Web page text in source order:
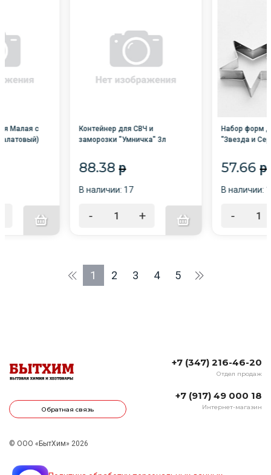
Малая с
Контейнер для СВЧ и
заморозки "Умничка" 3л
88.38 p
В наличии: 17
- +
Набор форм
"Звезда и
57.66 p
В наличии:
-
1 2 3 4 5
Обратная связь
+7 (347) 216-46-20
Отдел продаж
+7 (917) 49 000 18
Интернет-магазин
© ООО «БытХим» 2026